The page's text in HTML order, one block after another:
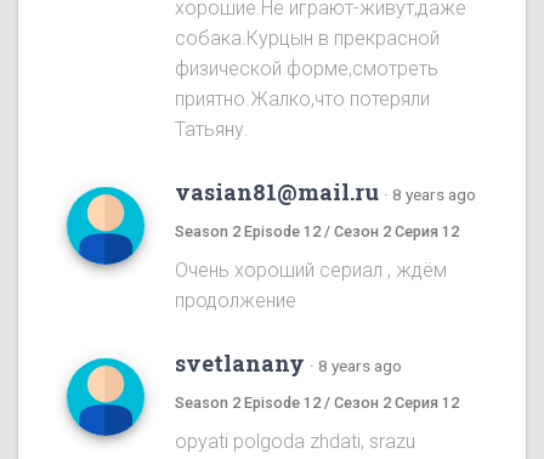
хорошие.Не играют-живут,даже
собака.Курцын в прекрасной
физической форме,смотреть
приятно.Жалко,что потеряли
Татьяну.
vasian81@mail.ru · 8 years ago
Season 2 Episode 12 / Сезон 2 Серия 12
Очень хороший сериал , ждём
продолжение
svetlanany · 8 years ago
Season 2 Episode 12 / Сезон 2 Серия 12
opyati polgoda zhdati, srazu